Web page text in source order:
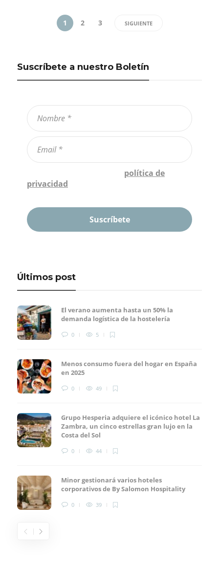
1 2 3 SIGUIENTE
Suscríbete a nuestro Boletín
política de
privacidad
Últimos post
El verano aumenta hasta un 50% la
demanda logística de la hostelería
0 5
Menos consumo fuera del hogar en España
en 2025
0 49
Grupo Hesperia adquiere el icónico hotel La
Zambra, un cinco estrellas gran lujo en la
Costa del Sol
0 44
Minor gestionará varios hoteles
corporativos de By Salomon Hospitality
0 39